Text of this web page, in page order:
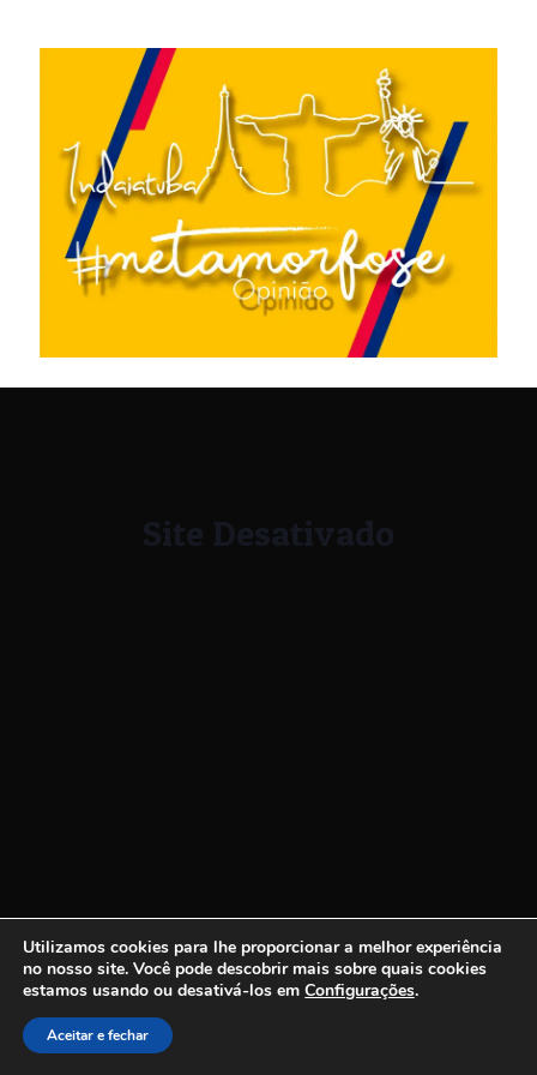
Site Desativado
Utilizamos cookies para lhe proporcionar a melhor experiência
no nosso site. Você pode descobrir mais sobre quais cookies
estamos usando ou desativá-los em Configurações.
Aceitar e fechar